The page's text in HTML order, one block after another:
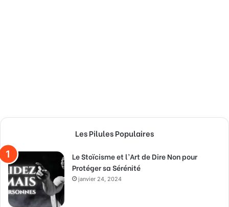
Les Pilules Populaires
Le Stoïcisme et l’Art de Dire Non pour
Protéger sa Sérénité
janvier 24, 2024